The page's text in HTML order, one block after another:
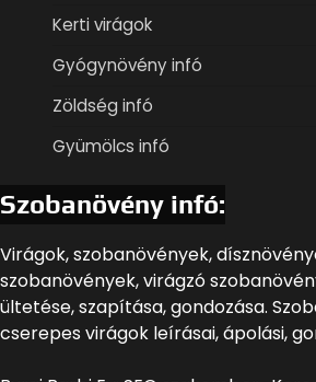
Kerti virágok
Gyógynövény infó
Zöldség infó
Gyümölcs infó
Szobanövény infó:
Virágok, szobanövények,
szobanövények, virágzó
ültetése, szapítása, gondozása.
cserepes virágok leírásai, ápolási,